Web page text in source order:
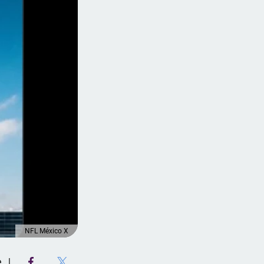
NFL México X